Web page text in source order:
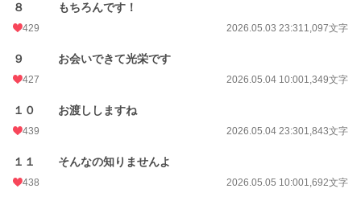
８ もちろんです！
429 2026.05.03 23:311,097文字
９ お会いできて光栄です
427 2026.05.04 10:001,349文字
１０ お渡ししますね
439 2026.05.04 23:301,843文字
１１ そんなの知りませんよ
438 2026.05.05 10:001,692文字